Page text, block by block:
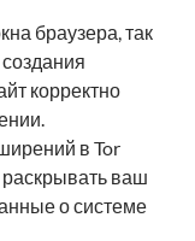
браузера, так
корректно
в Tor
раскрывать ваш
о системе